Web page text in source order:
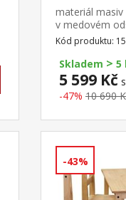
materiál
v medovém
háčky, 2
boty výška
cm součást
Kód produktu:
Skladem > 5
5 599 Kč
-47% 10 690
-43%